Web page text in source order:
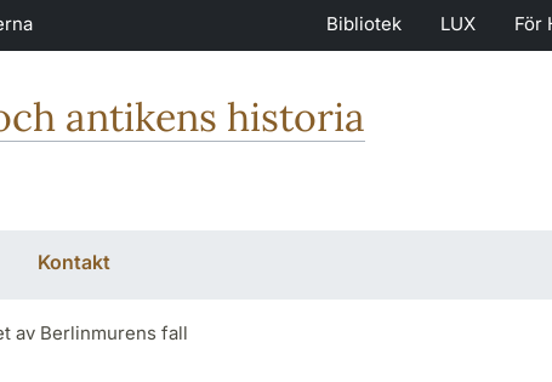
Bibliotek LUX För
antikens historia
Kontakt
av Berlinmurens fall